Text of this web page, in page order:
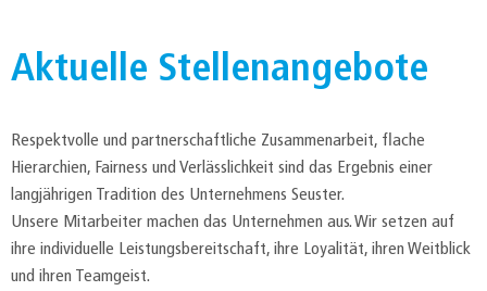
Aktuelle Stellenangebote
Respektvolle und partnerschaftliche Zusammenarbeit, flache
Hierarchien, Fairness und Verlässlichkeit sind das Ergebnis einer
langjährigen Tradition des Unternehmens Seuster.
Unsere Mitarbeiter machen das Unternehmen aus. Wir setzen auf
ihre individuelle Leistungsbereitschaft, ihre Loyalität, ihren Weitblick
und ihren Teamgeist.